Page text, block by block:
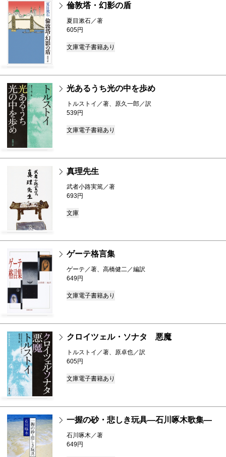
倫敦塔・幻影の盾
夏目漱石／著
605円
文庫電子書籍あり
光あるうち光の中を歩め
トルストイ／著、原久一郎／訳
539円
文庫電子書籍あり
真理先生
武者小路実篤／著
693円
文庫
ゲーテ格言集
ゲーテ／著、高橋健二／編訳
649円
文庫電子書籍あり
クロイツェル・ソナタ 悪魔
トルストイ／著、原卓也／訳
605円
文庫電子書籍あり
一握の砂・悲しき玩具―石川啄木歌集―
石川啄木／著
649円